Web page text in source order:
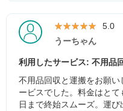
★★★★★
★★★★★ 5.0
うーちゃん
利用したサービス: 不用品
不用品回収と運搬をお願
ービスでした。料金はと
日まで終始スムーズ。運